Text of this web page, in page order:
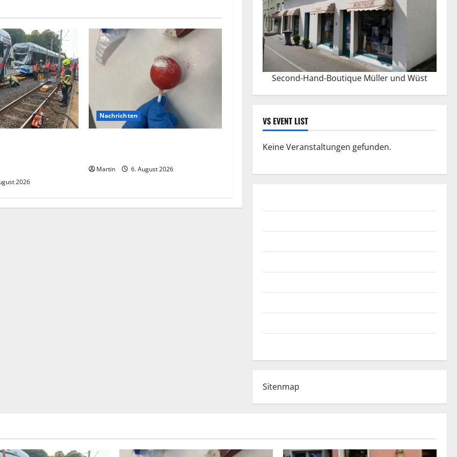
2026
Nachrichten
Martin 6. August 2026
Second-Hand-Boutique Müller und Wüst
VS EVENT LIST
Keine Veranstaltungen gefunden.
Sitenmap